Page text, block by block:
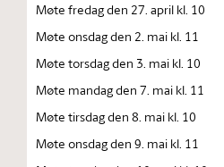
Møte fredag den 27. april kl. 10
Møte onsdag den 2. mai kl. 11
Møte torsdag den 3. mai kl. 10
Møte mandag den 7. mai kl. 11
Møte tirsdag den 8. mai kl. 10
Møte onsdag den 9. mai kl. 11